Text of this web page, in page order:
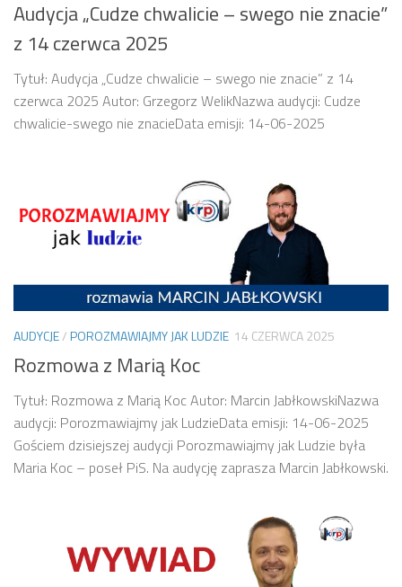
Audycja „Cudze chwalicie – swego nie znacie”
z 14 czerwca 2025
Tytuł: Audycja „Cudze chwalicie – swego nie znacie” z 14
czerwca 2025 Autor: Grzegorz WelikNazwa audycji: Cudze
chwalicie-swego nie znacieData emisji: 14-06-2025
AUDYCJE/POROZMAWIAJMY JAK LUDZIE 14 CZERWCA 2025
Rozmowa z Marią Koc
Tytuł: Rozmowa z Marią Koc Autor: Marcin JabłkowskiNazwa
audycji: Porozmawiajmy jak LudzieData emisji: 14-06-2025
Gościem dzisiejszej audycji Porozmawiajmy jak Ludzie była
Maria Koc – poseł PiS. Na audycję zaprasza Marcin Jabłkowski.